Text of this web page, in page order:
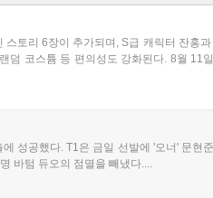
토리 6장이 추가되며, S급 캐릭터 잔홍과
덤 코스튬 등 편의성도 강화된다. 8월 11
성공했다. T1은 금일 선발에 '오너' 문현
바텀 듀오의 점멸을 빼냈다....